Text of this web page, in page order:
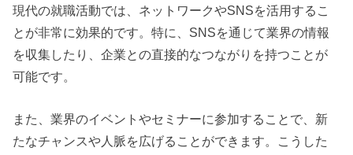
現代の就職活動では、ネットワークやSNSを活用するこ
とが非常に効果的です。特に、SNSを通じて業界の情報
を収集したり、企業との直接的なつながりを持つことが
可能です。
また、業界のイベントやセミナーに参加することで、新
たなチャンスや人脈を広げることができます。こうした